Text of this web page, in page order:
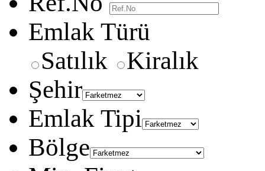
Emlak Türü
Satılık
Kiralık
Şehir
Emlak Tipi
Bölge